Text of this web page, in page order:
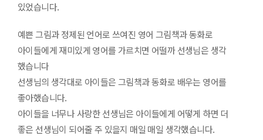
있었습니다.
예쁜 그림과 정제된 언어로 쓰여진 영어 그림책과 동화로
아이들에게 재미있게 영어를 가르치면 어떨까 선생님은 생각
했습니다
선생님의 생각대로 아이들은 그림책과 동화로 배우는 영어를
좋아했습니다.
아이들을 너무나 사랑한 선생님은 아이들에게 어떻게 하면 더
좋은 선생님이 되어줄 주 있을지 매일 매일 생각했습니다.